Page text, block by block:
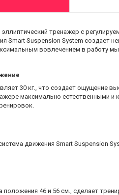
тренажер с
Smart Suspension System создает
вовлечением в работу
30 кг., что создает ощущение
максимально естественными
движения Smart Suspension
46 и 56 см., сделает